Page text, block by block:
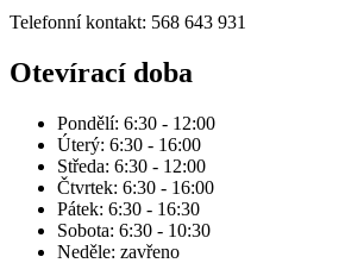
Telefonní kontakt: 568 643 931
Otevírací doba
Pondělí: 6:30 - 12:00
Úterý: 6:30 - 16:00
Středa: 6:30 - 12:00
Čtvrtek: 6:30 - 16:00
Pátek: 6:30 - 16:30
Sobota: 6:30 - 10:30
Neděle: zavřeno